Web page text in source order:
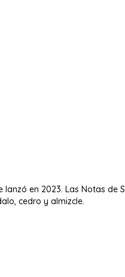
lanzó en 2023. Las Notas de
cedro y almizcle.